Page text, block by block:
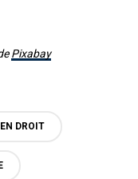
Pixabay
DROIT